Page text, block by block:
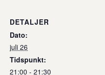
DETALJER
Dato:
juli 26
Tidspunkt:
21:00 - 21:30